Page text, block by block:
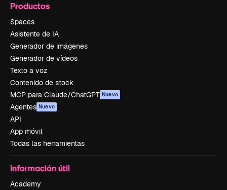
Productos
Spaces
Asistente de IA
Generador de imágenes
Generador de vídeos
Texto a voz
Contenido de stock
MCP para Claude/ChatGPT Nuevo
Agentes Nuevo
API
App móvil
Todas las herramientas
Información útil
Academy